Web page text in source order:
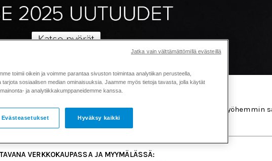
klikkaamalla kuvaa. Osa malleista on
ja myöhemmin
sivun alaosasta löytyvällälomakkeella
VERKKOKAUPASSA JA MYYMÄLÄSSÄ:
toimii oikein ja voimme parantaa sivuston toimintaa analytiikan perusteella,
sosiaalisen median ominaisuuksia. Jaamme myös tietoja tavasta, jolla käytät
ja analytiikkakumppaneidemme kanssa.
Hyväksy kaikki
Evästeasetukset
Jatka vain välttämättömillä evästeillä